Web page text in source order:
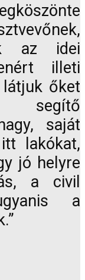
az idei
illeti
őket
segítő
saját
lakókat,
jó helyre
a civil
a